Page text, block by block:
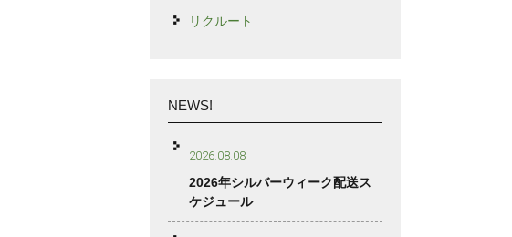
リクルート
NEWS!
2026.08.08
2026年シルバーウィーク配送ス
ケジュール